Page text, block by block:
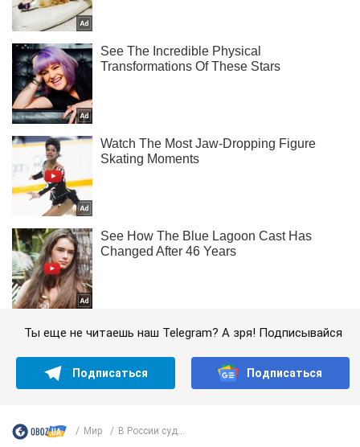
Ты еще не читаешь наш Telegram? А зря! Подписывайся
Подписаться Подписаться
Мир В России суд...